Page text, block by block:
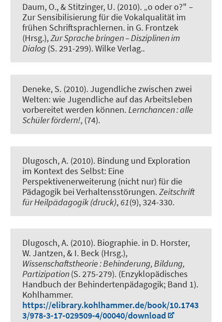
Daum, O., & Stitzinger, U. (2010). „o oder o?" –
Zur Sensibilisierung für die Vokalqualität im
frühen Schriftsprachlernen. in G. Frontzek
(Hrsg.),Zur Sprache bringen – Disziplinen im
Dialog (S. 291-299). Wilke Verlag..
Deneke, S. (2010).Jugendliche zwischen zwei
Welten: wie Jugendliche auf das Arbeitsleben
vorbereitet werden können.Lernchancen : alle
Schüler fördern!, (74).
Dlugosch, A. (2010). Bindung und Exploration
im Kontext des Selbst: Eine
Perspektivenerweiterung (nicht nur) für die
Pädagogik bei Verhaltensstörungen.Zeitschrift
für Heilpädagogik (druck), 61(9), 324-330.
Dlugosch, A. (2010). Biographie. in D. Horster,
W. Jantzen, & I. Beck (Hrsg.),
Wissenschaftstheorie : Behinderung, Bildung,
Partizipation(S. 275-279). (Enzyklopädisches
Handbuch der Behindertenpädagogik; Band 1).
Kohlhammer.
https://elibrary.kohlhammer.de/book/10.1743
3/978-3-17-029509-4/00040/download